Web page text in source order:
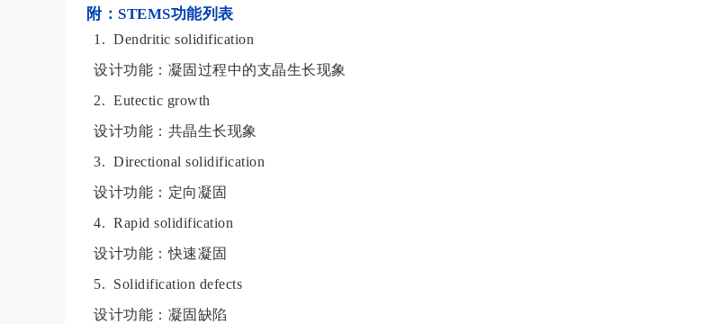
附： STEMS功能列表
1. Dendritic solidification
设计功能：凝固过程中的支晶生长现象
2. Eutectic growth
设计功能：共晶生长现象
3. Directional solidification
设计功能：定向凝固
4. Rapid solidification
设计功能：快速凝固
5. Solidification defects
设计功能：凝固缺陷